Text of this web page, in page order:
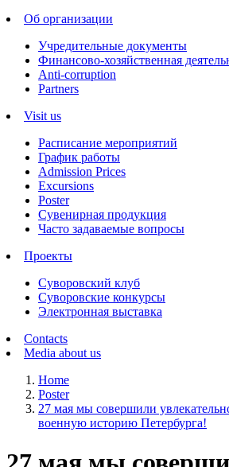
Об организации
Учредительные документы
Финансово-хозяйственная
Anti-corruption
Partners
Visit us
Расписание мероприятий
График работы
Admission Prices
Excursions
Poster
Сувенирная продукция
Часто задаваемые вопросы
Проекты
Суворовский клуб
Суворовские конкурсы
Электронная выставка
Contacts
Media about us
Home
Poster
27 мая мы совершили
военную историю Петербурга!